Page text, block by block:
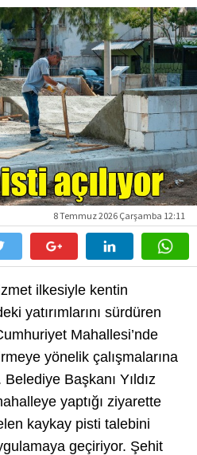
8 Temmuz 2026 Çarşamba 12:11
ilkesiyle kentin
yatırımlarını sürdüren
Mahallesi’nde
yönelik çalışmalarına
Başkanı Yıldız
yaptığı ziyarette
kaykay pisti talebini
geçiriyor. Şehit